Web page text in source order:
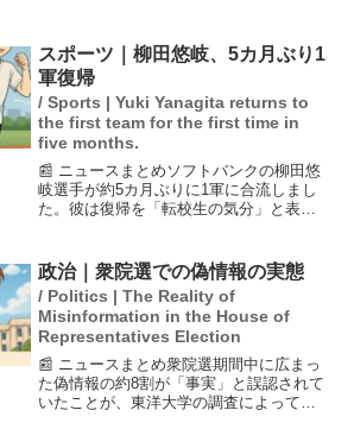
スポーツ｜柳田悠岐、5カ月ぶり1
軍復帰
/ Sports | Yuki Yanagita returns to
the first team for the first time in
five months.
📰 ニュースまとめソフトバンクの柳田悠
岐選手が約5カ月ぶりに1軍に合流しまし
た。彼は復帰を「転校生の気分」と表現
現在の状態について「普通ぐらいに上が
っている」とし、試合...
政治｜衆院選での偽情報の実態
/ Politics | The Reality of
Misinformation in the House of
Representatives Election
📰 ニュースまとめ衆院選期間中に広まっ
た偽情報の約8割が「事実」と誤認されて
いたことが、東洋大学の調査によって明